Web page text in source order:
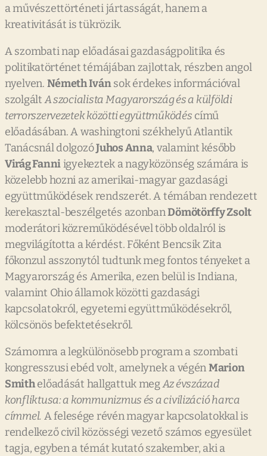
a művészettörténeti jártasságát, hanem a
kreativitását is tükrözik.
A szombati nap előadásai gazdaságpolitika és
politikatörténet témájában zajlottak, részben angol
nyelven. Németh Ivánsok érdekes információval
szolgáltA szocialista Magyarország és a külföldi
terrorszervezetek közötti együttműködés című
előadásában. A washingtoni székhelyű Atlantik
Tanácsnál dolgozóJuhos Anna, valamint később
Virág Fanniigyekeztek a nagyközönség számára is
közelebb hozni az amerikai-magyar gazdasági
együttműködések rendszerét. A témában rendezett
kerekasztal-beszélgetés azonbanDömötörffy Zsolt
moderátori közreműködésével több oldalról is
megvilágította a kérdést. Főként Bencsik Zita
főkonzul asszonytól tudtunk meg fontos tényeket a
Magyarország és Amerika, ezen belül is Indiana,
valamint Ohio államok közötti gazdasági
kapcsolatokról, egyetemi együttműködésekről,
kölcsönös befektetésekről.
Számomra a legkülönösebb program a szombati
kongresszusi ebéd volt, amelynek a végénMarion
Smithelőadását hallgattuk megAz évszázad
konfliktusa: a kommunizmus és a civilizáció harca
címmel. A felesége révén magyar kapcsolatokkal is
rendelkező civil közösségi vezető számos egyesület
tagja, egyben a témát kutató szakember, aki a